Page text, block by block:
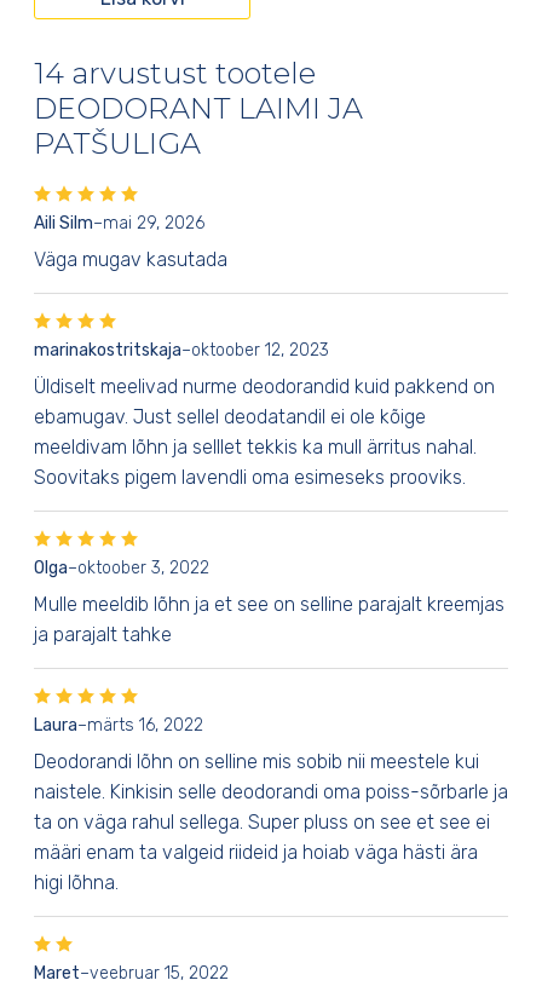
14 arvustust tootele
DEODORANT LAIMI JA
PATŠULIGA
Aili Silm–mai 29, 2026
Väga mugav kasutada
marinakostritskaja–oktoober 12, 2023
Üldiselt meelivad nurme deodorandid kuid pakkend on
ebamugav. Just sellel deodatandil ei ole kõige
meeldivam lõhn ja selllet tekkis ka mull ärritus nahal.
Soovitaks pigem lavendli oma esimeseks prooviks.
Olga–oktoober 3, 2022
Mulle meeldib lõhn ja et see on selline parajalt kreemjas
ja parajalt tahke
Laura–märts 16, 2022
Deodorandi lõhn on selline mis sobib nii meestele kui
naistele. Kinkisin selle deodorandi oma poiss-sõrbarle ja
ta on väga rahul sellega. Super pluss on see et see ei
määri enam ta valgeid riideid ja hoiab väga hästi ära
higi lõhna.
Maret–veebruar 15, 2022